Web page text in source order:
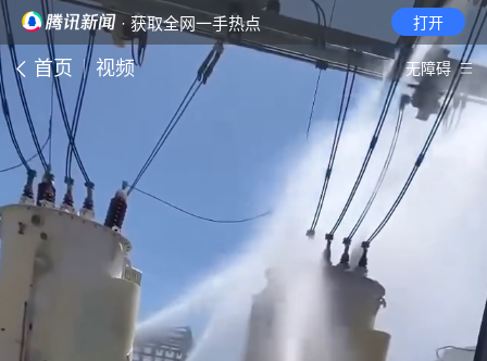
· 获取全网一手热点 打开
首页 视频 无障碍